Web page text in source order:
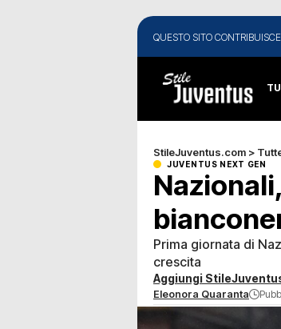
QUESTO SITO
StileJuventus.com >
JUVENTUS NEXT GEN
Prima giornata di
crescita
Aggiungi
Eleonora Quaranta